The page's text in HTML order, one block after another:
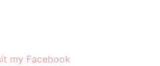
my Facebook